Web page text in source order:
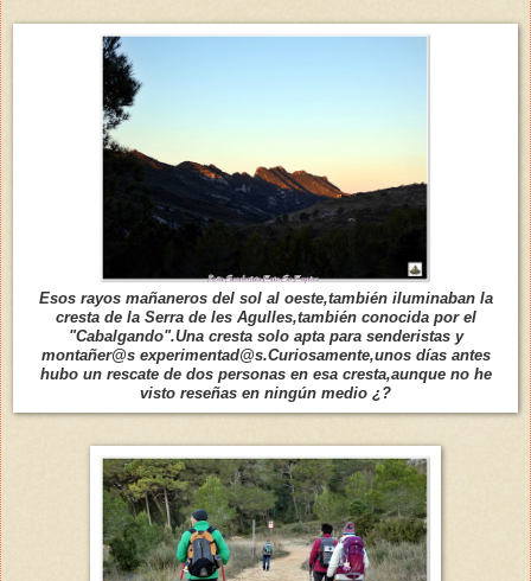
Esos rayos mañaneros del sol al oeste,también iluminaban la
cresta de la Serra de les Agulles,también conocida por el
"Cabalgando".Una cresta solo apta para senderistas y
montañer@s experimentad@s.Curiosamente,unos días antes
hubo un rescate de dos personas en esa cresta,aunque no he
visto reseñas en ningún medio ¿?